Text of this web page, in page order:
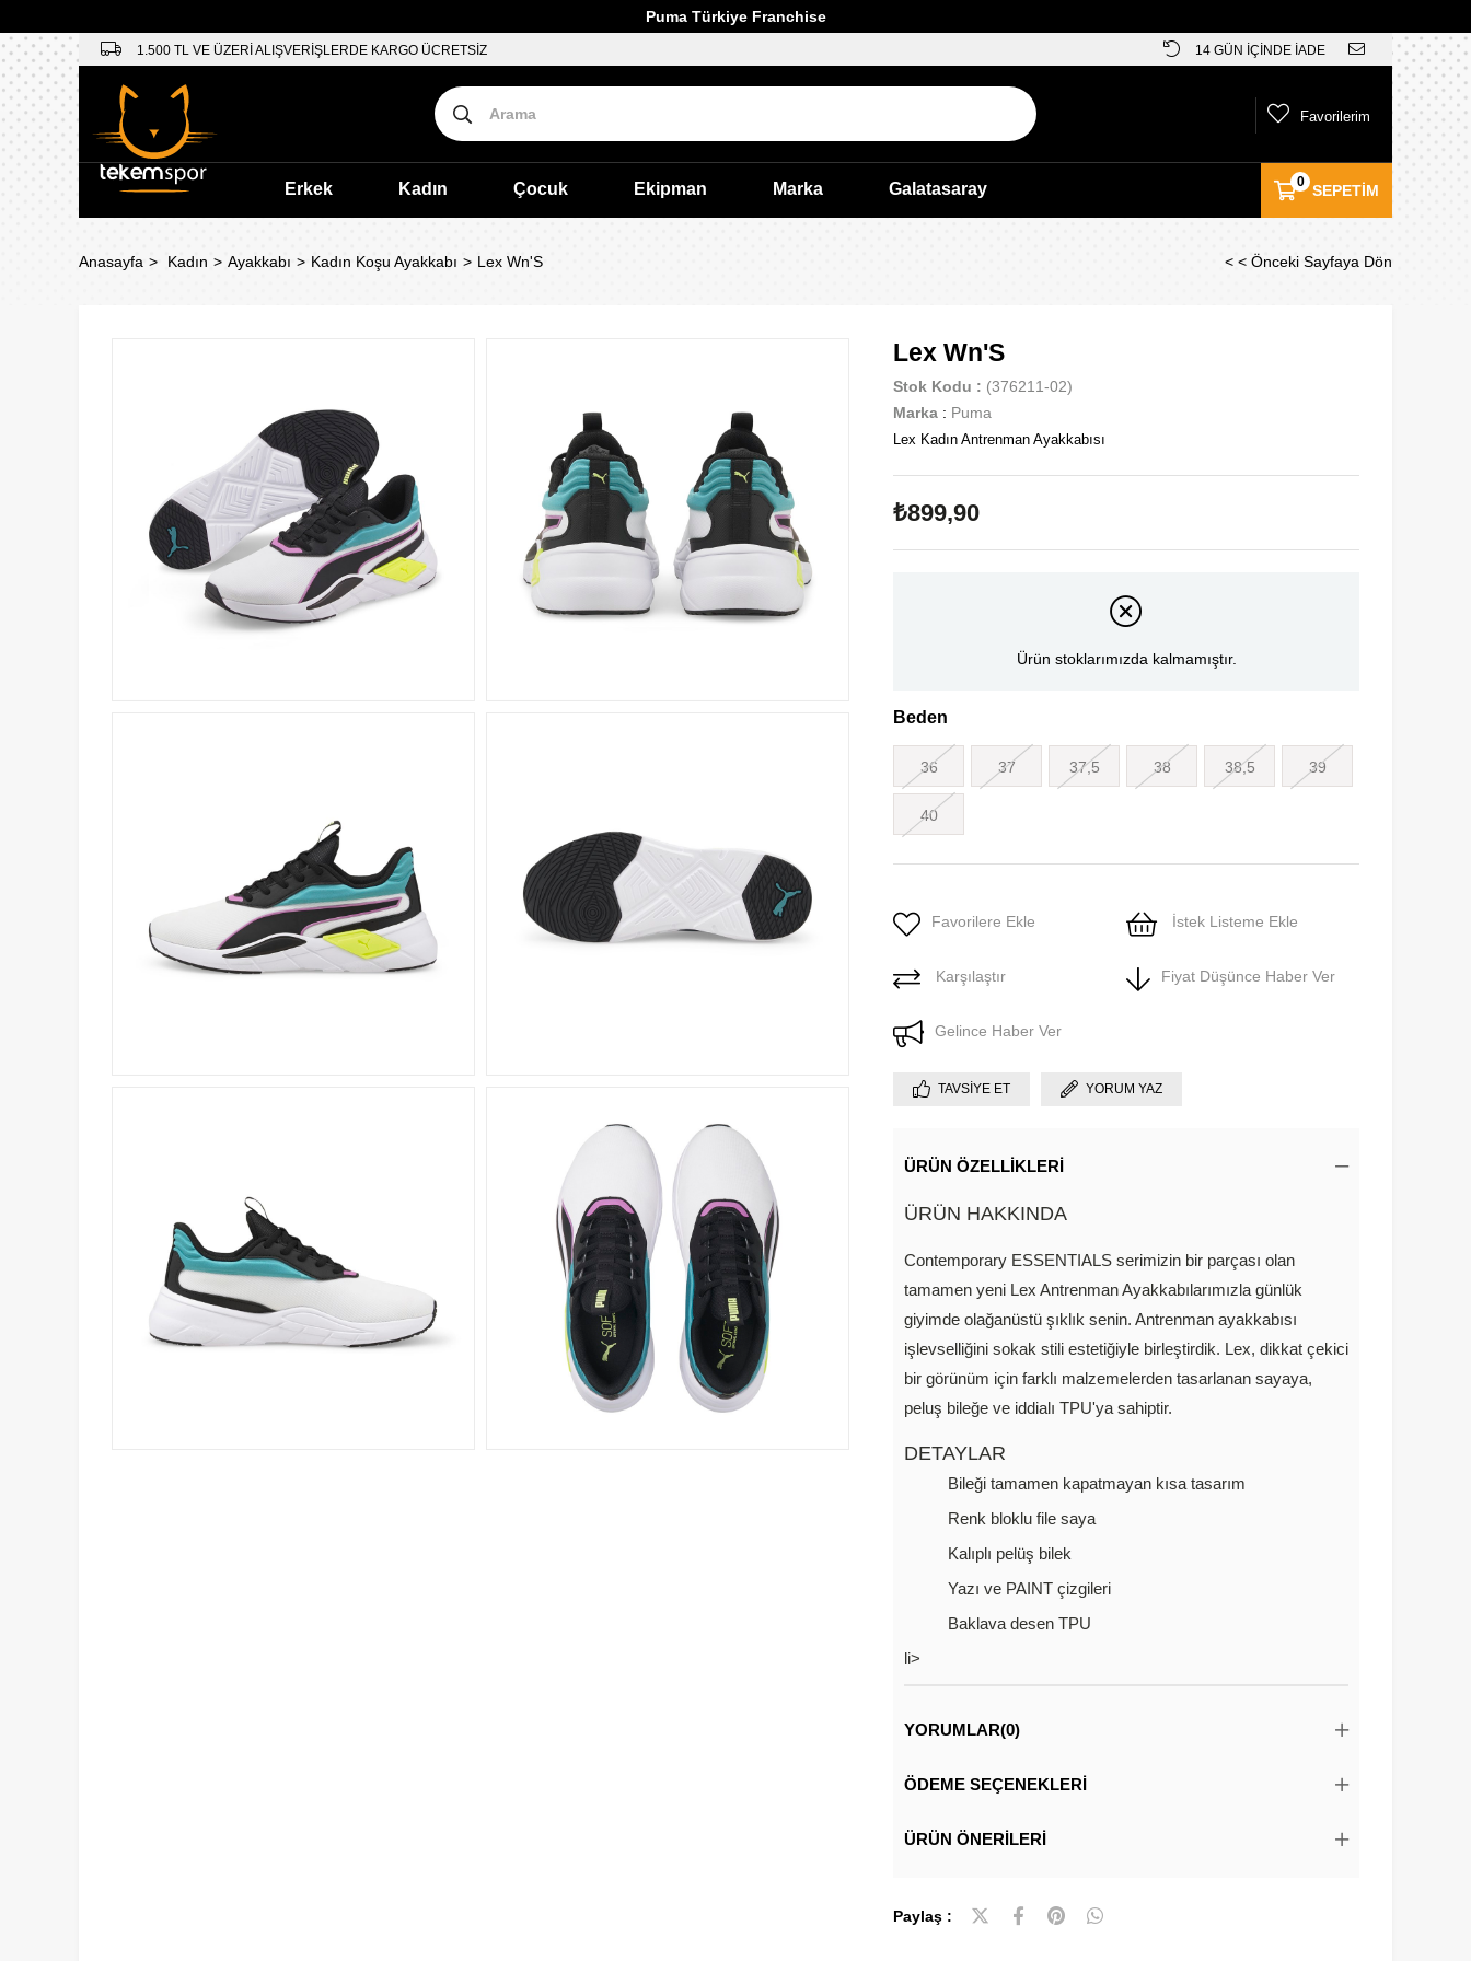
Puma Türkiye Franchise
1.500 TL VE ÜZERİ ALIŞVERİŞLERDE KARGO ÜCRETSİZ 14 GÜN İÇİNDE İADE
SEPETIM
0
Favorilerim
Erkek Kadın Çocuk Ekipman Marka Galatasaray
Anasayfa Kadın Ayakkabı Kadın Koşu Ayakkabı Lex Wn'S < < Önceki Sayfaya Dön
Lex Wn'S
Stok Kodu
(376211-02)
Marka : Puma
Lex Kadın Antrenman Ayakkabısı
₺899,90
Ürün stoklarımızda kalmamıştır.
Beden
36 37 37,5 38 38,5 39
40
Favorilere Ekle İstek Listeme Ekle
Karşılaştır Fiyat Düşünce Haber Ver
Gelince Haber Ver
TAVSIYE ET YORUM YAZ
ÜRÜN ÖZELLIKLERI
ÜRÜN HAKKINDA
Contemporary ESSENTIALS serimizin bir parçası olan
tamamen yeni Lex Antrenman Ayakkabılarımızla günlük
giyimde olağanüstü şıklık senin. Antrenman ayakkabısı
işlevselliğini sokak stili estetiğiyle birleştirdik. Lex, dikkat çekici
bir görünüm için farklı malzemelerden tasarlanan sayaya,
peluş bileğe ve iddialı TPU'ya sahiptir.
DETAYLAR
Bileği tamamen kapatmayan kısa tasarım
Renk bloklu file saya
Kalıplı pelüş bilek
Yazı ve PAINT çizgileri
Baklava desen TPU
li>
YORUMLAR(0)
ÖDEME SEÇENEKLERI
ÜRÜN ÖNERILERI
Paylaş :